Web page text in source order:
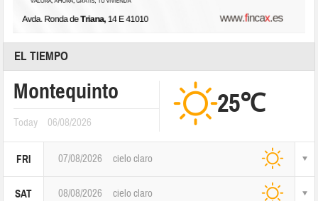
EL TIEMPO
Montequinto
Today 06/08/2026
25℃
FRI 07/08/2026 cielo claro
SAT 08/08/2026 cielo claro